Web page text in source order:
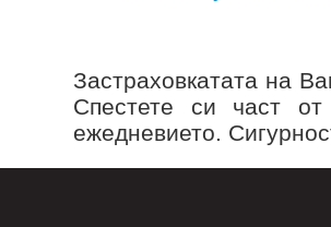
Застраховкатата на
Спестете си част от
ежедневието.